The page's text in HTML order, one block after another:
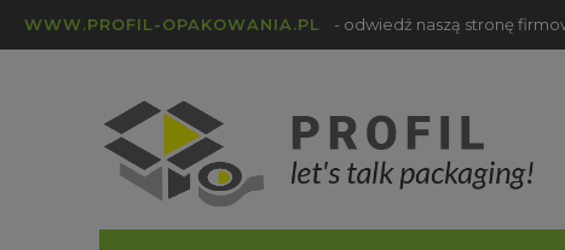
WWW.PROFIL-OPAKOWANIA.PL - odwiedź naszą stronę